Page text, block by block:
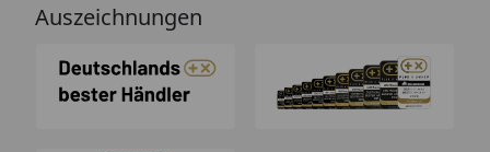
Auszeichnungen